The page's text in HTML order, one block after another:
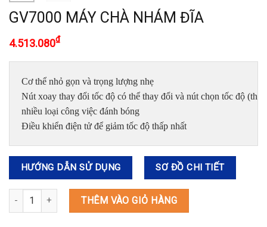
GV7000 MÁY CHÀ NHÁM ĐĨA
4.513.080₫
Cơ thể nhỏ gọn và trọng lượng nhẹ
Nút xoay thay đổi tốc độ có thể thay đổi và nút chọn tốc độ
nhiều loại công việc đánh bóng
Điều khiển điện tử để giảm tốc độ thấp nhất
HƯỚNG DẪN SỬ DỤNG SƠ ĐỒ CHI TIẾT
GV7000 MÁY CHÀ NHÁM ĐĨA số lượng
THÊM VÀO GIỎ HÀNG